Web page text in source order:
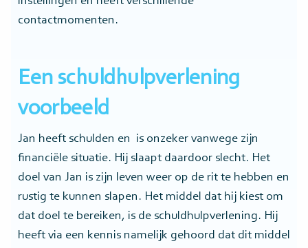
contactmomenten.
Een schuldhulpverlening
voorbeeld
Jan heeft schulden en is onzeker vanwege zijn
financiële situatie. Hij slaapt daardoor slecht. Het
doel van Jan is zijn leven weer op de rit te hebben en
rustig te kunnen slapen. Het middel dat hij kiest om
dat doel te bereiken, is de schuldhulpverlening. Hij
heeft via een kennis namelijk gehoord dat dit middel